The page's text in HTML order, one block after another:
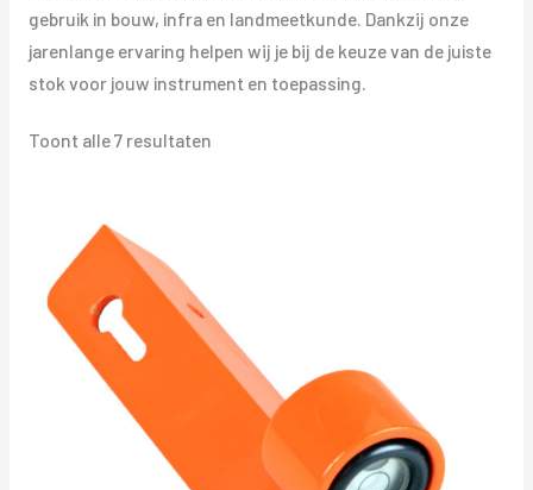
gebruik in bouw, infra en landmeetkunde. Dankzij onze
jarenlange ervaring helpen wij je bij de keuze van de juiste
stok voor jouw instrument en toepassing.
Toont alle 7 resultatenGesorteerd